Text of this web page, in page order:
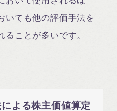
いても他の評価手法を
ることが多いです。
よる株主価値算定